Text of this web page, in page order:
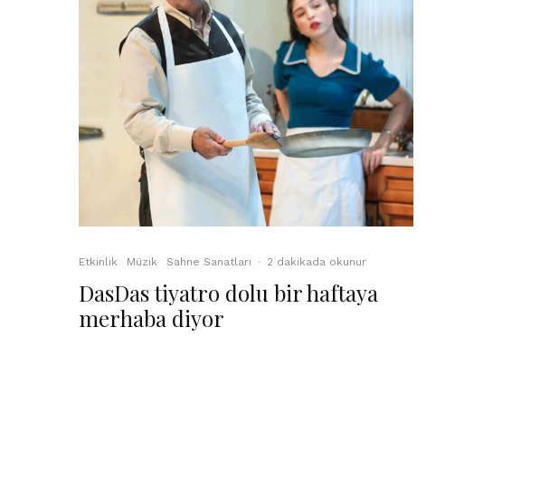
Etkinlik Müzik Sahne Sanatları · 2 dakikada okunur
DasDas tiyatro dolu bir haftaya
merhaba diyor